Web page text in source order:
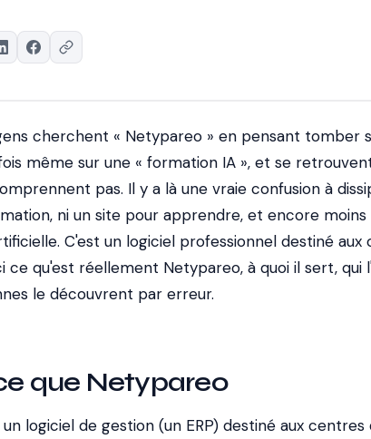
cherchent « Netypareo » en pensant tomber
même sur une « formation IA », et se
pas. Il y a là une vraie confusion à
ni un site pour apprendre, et encore
C'est un logiciel professionnel destiné aux
ce qu'est réellement Netypareo, à quoi il sert, qui
le découvrent par erreur.
que Netypareo
logiciel de gestion (un ERP) destiné aux